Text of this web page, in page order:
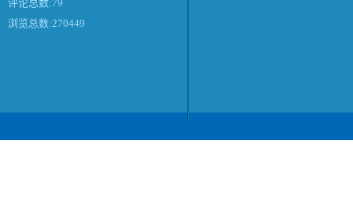
评论总数:79
浏览总数:270449